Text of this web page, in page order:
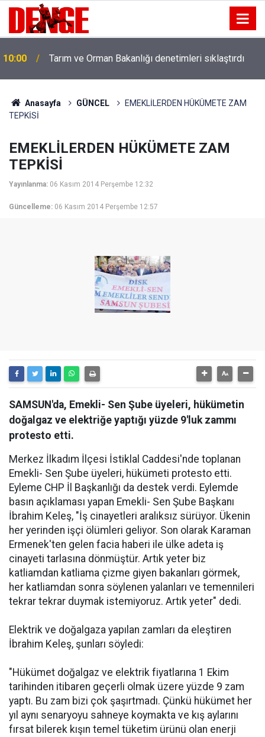
10:00 Tarım ve Orman Bakanlığı denetimleri sıklaştırdı
Anasayfa GÜNCEL
EMEKLİLERDEN HÜKÜMETE ZAM
TEPKİSİ
EMEKLİLERDEN HÜKÜMETE ZAM
TEPKİSİ
Yayınlanma: 06 Kasım 2014 Perşembe 12:32
Güncelleme: 06 Kasım 2014 Perşembe 12:57
SAMSUN'da, Emekli- Sen Şube üyeleri, hükümetin
doğalgaz ve elektriğe yaptığı yüzde 9'luk zammı
protesto etti.
Merkez İlkadım İlçesi İstiklal Caddesi'nde toplanan
Emekli- Sen Şube üyeleri, hükümeti protesto etti.
Eyleme CHP İl Başkanlığı da destek verdi. Eylemde
basın açıklaması yapan Emekli- Sen Şube Başkanı
İbrahim Keleş, "İş cinayetleri aralıksız sürüyor. Ükenin
her yerinden işçi ölümleri geliyor. Son olarak Karaman
Ermenek'ten gelen facia haberi ile ülke adeta iş
cinayeti tarlasına dönmüştür. Artık yeter biz
katliamdan katliama çizme giyen bakanları görmek,
her katliamdan sonra söylenen yalanları ve temennileri
tekrar tekrar duymak istemiyoruz. Artık yeter" dedi.
Elektrik ve doğalgaza yapılan zamları da eleştiren
İbrahim Keleş, şunları söyledi:
"Hükümet doğalgaz ve elektrik fiyatlarına 1 Ekim
tarihinden itibaren geçerli olmak üzere yüzde 9 zam
yaptı. Bu zam bizi çok şaşırtmadı. Çünkü hükümet her
yıl aynı senaryoyu sahneye koymakta ve kış aylarını
fırsat bilerek kışın temel tüketim ürünü olan enerji